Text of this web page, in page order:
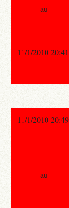
au
11/1/2010 20:41
11/1/2010 20:49
au